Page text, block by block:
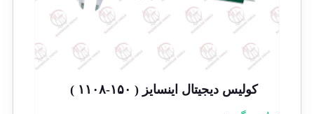
کولیس دیجیتال اینسایز ( ۱۵۰-۱۱۰۸ )